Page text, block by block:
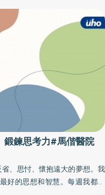
功不僅為台灣帶來榮光，也在
預示著未來對於聲帶麻痺患者
首創的喉植入技術不僅在國際
了一條新的治療之路。透過這
生活的品質，展望未來，這種
需要幫助的人。
胞時，會使得細胞脫落融合導
表示，RSV好發族群為2歲以下
嗽、有痰，最主要的指標就
狀態。 呼吸急促有痰
痰多且食慾不振就要特別注
性心臟病、慢性肺病、免疫缺
一般感冒 症狀：
病程：2～3天 危險性：視感冒
，容易轉惡化至下呼吸道感染
4～14天 危險性：有細菌感染
有明顯「哮吼」式咳嗽 病程：3
菌感染 疫苗推動協會
鍊思考力#馬偕醫院
、思忖、懷抱遠大的夢想。我
好的思想和智慧。每週我都會